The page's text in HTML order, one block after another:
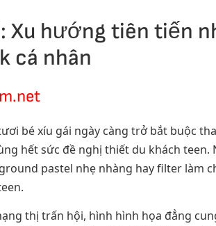
Xu hướng tiên tiến
cá nhân
bé xíu gái ngày càng trở bắt buộc
hết sức đề nghị thiết du khách teen.
pastel nhẹ nhàng hay filter làm
thị trấn hội, hình hình họa đẳng